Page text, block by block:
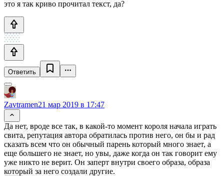
это я так криво прочитал текст, да?
Ответить
Zavtramen21 мар 2019 в 17:47
Да нет, вроде все так, в какой-то момент короля начала играть
свита, репутация автора обратилась против него, он бы и рад
сказать всем что он обычный парень который много знает, а
еще большего не знает, но увы, даже когда он так говорит ему
уже никто не верит. Он заперт внутри своего образа, образа
который за него создали другие.